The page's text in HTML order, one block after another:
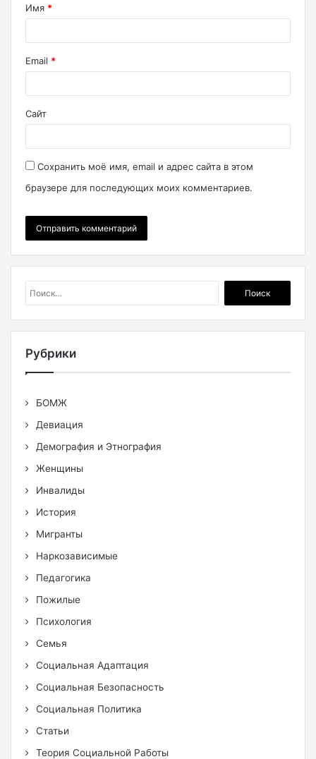
Имя *
Email *
Сайт
Сохранить моё имя, email и адрес сайта в этом
браузере для последующих моих комментариев.
Рубрики
БОМЖ
Девиация
Демография и Этнография
Женщины
Инвалиды
История
Мигранты
Наркозависимые
Педагогика
Пожилые
Психология
Семья
Социальная Адаптация
Социальная Безопасность
Социальная Политика
Статьи
Теория Социальной Работы